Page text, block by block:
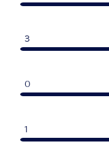
3
0
1